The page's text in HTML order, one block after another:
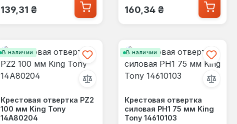
Обычная цена:
139,31 ₴ Обычная цена:
160,34 ₴
В наличии
Крестовая отвертка PZ2
100 мм King Tony
14A80204
В наличии
Крестовая отвертка
силовая PH1 75 мм King
Tony 14610103